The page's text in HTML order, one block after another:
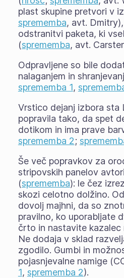
plast skupine pretvori v
sprememba, avt.
odstranitvi paketa, ki
(sprememba, avt.
Odpravljene so bile
nalaganjem in
sprememba 1,
Vrstico dejanj izbora sta
popravila tako, da spet
dotikom in ima prave
sprememba 2;
Še več popravkov za
stripovskih panelov
(sprememba): le čez
skozi celotno dolžino.
dovolj majhni, da so
pravilno, ko uporabljate
črto in nastavite kazalec
Ne dodaja v sklad
zgodilo. Gumbi in
pojasnjevalne namige
1, sprememba 2).